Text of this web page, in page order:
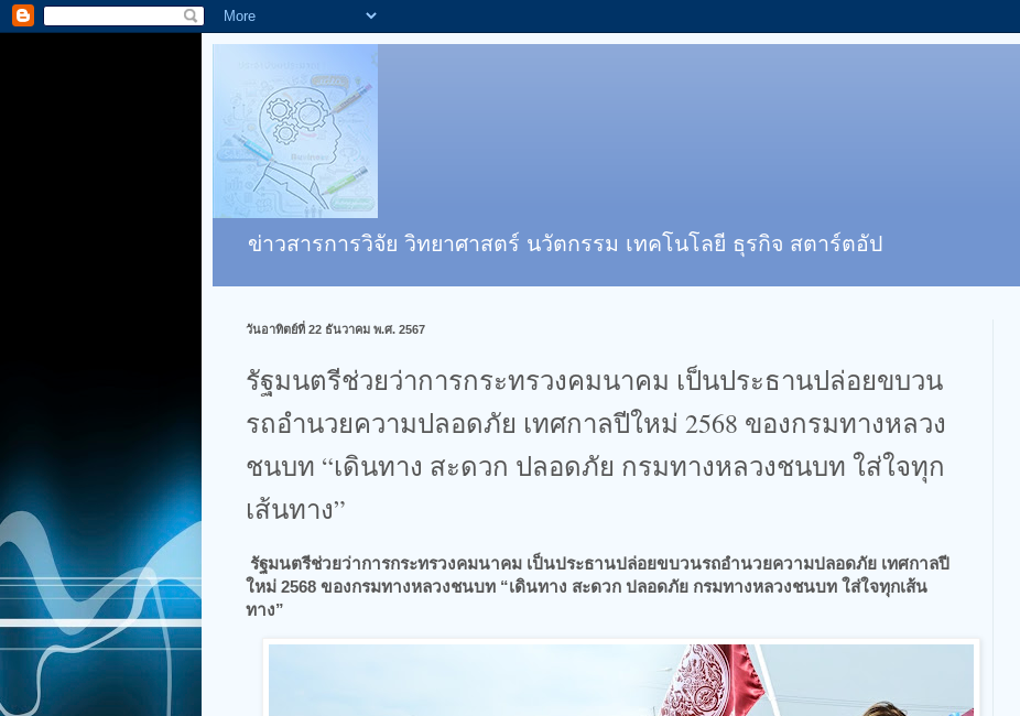
ข่าวสารการวิจัย วิทยาศาสตร์ นวัตกรรม เทคโนโลยี ธุรกิจ สตาร์ตอัป
วันอาทิตย์ที่ 22 ธันวาคม พ.ศ. 2567
รัฐมนตรีช่วยว่าการกระทรวงคมนาคม เป็นประธานปล่อยขบวน
รถอำนวยความปลอดภัย เทศกาลปีใหม่ 2568 ของกรมทางหลวง
ชนบท “เดินทาง สะดวก ปลอดภัย กรมทางหลวงชนบท ใส่ใจทุก
เส้นทาง”
รัฐมนตรีช่วยว่าการกระทรวงคมนาคม เป็นประธานปล่อยขบวนรถอำนวยความปลอดภัย เทศกาลปี
ใหม่ 2568 ของกรมทางหลวงชนบท “เดินทาง สะดวก ปลอดภัย กรมทางหลวงชนบท ใส่ใจทุกเส้น
ทาง”